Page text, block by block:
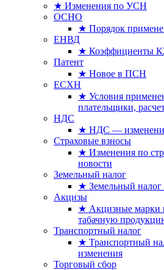
★ Изменения по УСН
ОСНО
★ Порядок
ЕНВД
★ Коэффициенты
Патент
★ Новое в ПСН
ЕСХН
★ Условия
плательщики,
НДС
★ НДС —
Страховые взносы
★ Изменения по
новости
Земельный налог
★ Земельный
Акцизы
★ Акцизные марки
табачную
Транспортный налог
★ Транспортный
изменения
Торговый сбор